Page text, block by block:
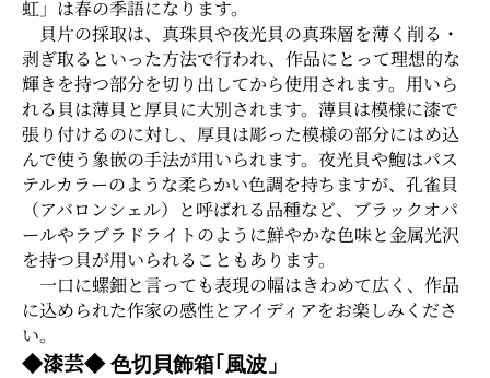
虹」は春の季語になります。
貝片の採取は、真珠貝や夜光貝の真珠層を薄く削る・
剥ぎ取るといった方法で行われ、作品にとって理想的な
輝きを持つ部分を切り出してから使用されます。用いら
れる貝は薄貝と厚貝に大別されます。薄貝は模様に漆で
張り付けるのに対し、厚貝は彫った模様の部分にはめ込
んで使う象嵌の手法が用いられます。夜光貝や鮑はパス
テルカラーのような柔らかい色調を持ちますが、孔雀貝
（アバロンシェル）と呼ばれる品種など、ブラックオパ
ールやラブラドライトのように鮮やかな色味と金属光沢
を持つ貝が用いられることもあります。
一口に螺鈿と言っても表現の幅はきわめて広く、作品
に込められた作家の感性とアイディアをお楽しみくださ
い。
◆漆芸◆色切貝飾箱｢風波」